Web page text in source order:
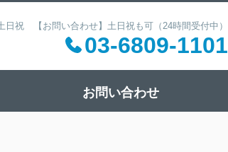
祝 【お問い合わせ】土日祝も可（24時間受付中）
03-6809-1101
お問い合わせ